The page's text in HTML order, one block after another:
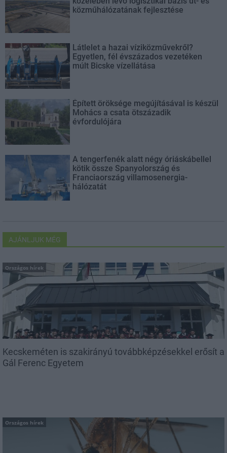
közműhálózatának fejlesztése
Látlelet a hazai víziközművekről?
Egyetlen, fél évszázados vezetéken
múlt Bicske vízellátása
Épített öröksége megújításával is készül
Mohács a csata ötszázadik
évfordulójára
A tengerfenék alatt négy óriáskábellel
kötik össze Spanyolország és
Franciaország villamosenergia-
hálózatát
AJÁNLJUK MÉG
Országos hírek
Kecskeméten is szakirányú továbbképzésekkel erősít a
Gál Ferenc Egyetem
Országos hírek